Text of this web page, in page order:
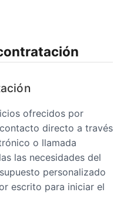
ofrecidos por
directo a través
o llamada
las necesidades del
personalizado
escrito para iniciar el